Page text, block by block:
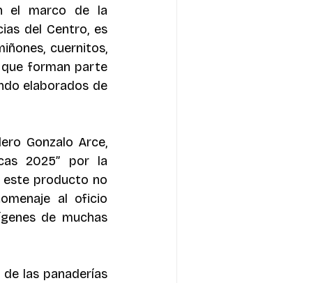
el marco de la
del Centro, es
cuernitos,
forman parte
elaborados de
Gonzalo Arce,
2025” por la
este producto no
al oficio
de muchas
las panaderías